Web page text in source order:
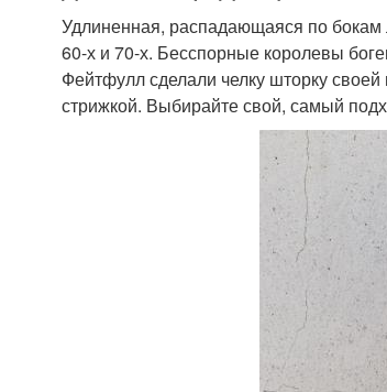
Удлиненная, распадающаяся по
60-х и 70-х. Бесспорные королевы
Фейтфулл сделали челку шторку
стрижкой. Выбирайте свой, самый